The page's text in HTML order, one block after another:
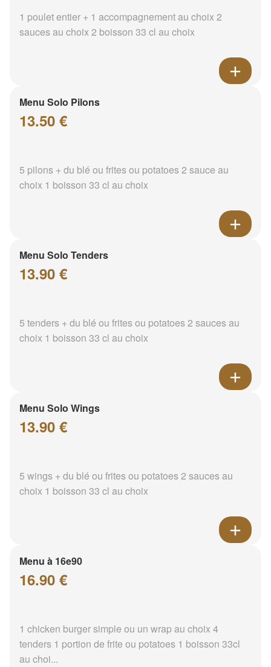
1 poulet entier + 1 accompagnement au choix 2
sauces au choix 2 boisson 33 cl au choix
Menu Solo Pilons
13.50 €
5 pilons + du blé ou frites ou potatoes 2 sauce au
choix 1 boisson 33 cl au choix
Menu Solo Tenders
13.90 €
5 tenders + du blé ou frites ou potatoes 2 sauces au
choix 1 boisson 33 cl au choix
Menu Solo Wings
13.90 €
5 wings + du blé ou frites ou potatoes 2 sauces au
choix 1 boisson 33 cl au choix
Menu à 16e90
16.90 €
1 chicken burger simple ou un wrap au choix 4
tenders 1 portion de frite ou potatoes 1 boisson 33cl
au choi...